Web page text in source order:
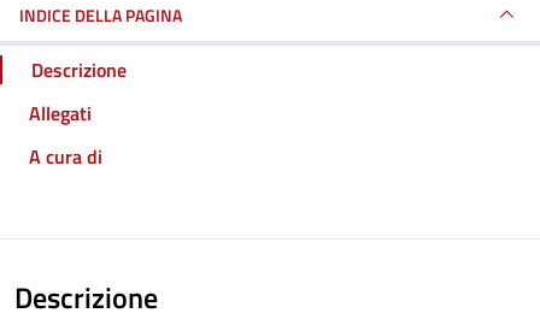
INDICE DELLA PAGINA
Descrizione
Allegati
A cura di
Descrizione